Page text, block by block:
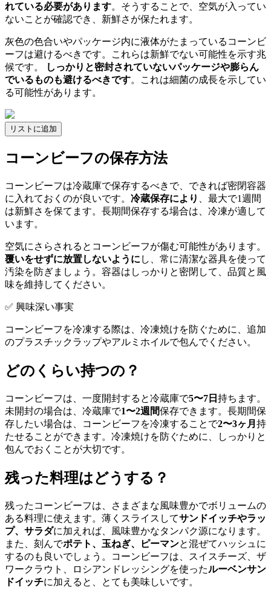
れている必要があります。そうすることで、空気が入ってい
ないことが確認でき、新鮮さが保たれます。
灰色の色合いやパッケージ内に液体がたまっているコーンビ
ーフは避けるべきです。これらは新鮮でない可能性を示す兆
候です。
しっかりと密封されていないパッケージや膨らん
でいるものも避けるべきです。これは細菌の成長を示してい
る可能性があります。
リストに追加
コーンビーフの保存方法
コーンビーフは冷蔵庫で保存するべきで、できれば密閉容器
に入れておくのが良いです。 冷蔵保存により
、最大で1週間
は新鮮さを保てます。長期間保存する場合は、冷凍が適して
います。
空気にさらされるとコーンビーフが傷む可能性があります。
覆いをせずに放置しないように し、常に清潔な器具を使って
汚染を防ぎましょう。容器はしっかりと密閉して、品質と風
味を維持してください。
✅ 興味深い事実
コーンビーフを冷凍する際は、冷凍焼けを防ぐために、追加
のプラスチックラップやアルミホイルで包んでください。
どのくらい持つの？
コーンビーフは、一度開封すると冷蔵庫で5〜7日 持ちます。
未開封の場合は、冷蔵庫で1〜2週間保存できます。長期間保
存したい場合は、コーンビーフを冷凍することで2〜3ヶ月 持
たせることができます。冷凍焼けを防ぐために、しっかりと
包んでおくことが大切です。
残った料理はどうする？
残ったコーンビーフは、さまざまな風味豊かでボリュームの
ある料理に使えます。薄くスライスしてサンドイッチやラッ
プ、サラダに加えれば、風味豊かなタンパク源になります。
また、刻んでポテト、玉ねぎ、ピーマンと混ぜてハッシュに
するのも良いでしょう。コーンビーフは、スイスチーズ、ザ
ワークラウト、ロシアンドレッシングを使ったルーベンサン
ドイッチに加えると、とても美味しいです。